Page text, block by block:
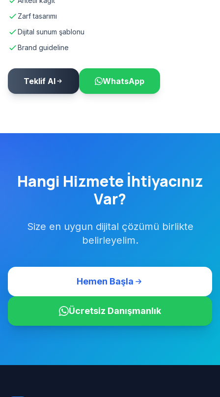
Zarf tasarımı
Dijital sunum şablonu
Brand guideline
Teklif Al WhatsApp
Hangi Hizmete İhtiyacınız
Var?
Size en uygun dijital çözümü birlikte
belirleyelim.
Hemen Başla
Ücretsiz Danışmanlık